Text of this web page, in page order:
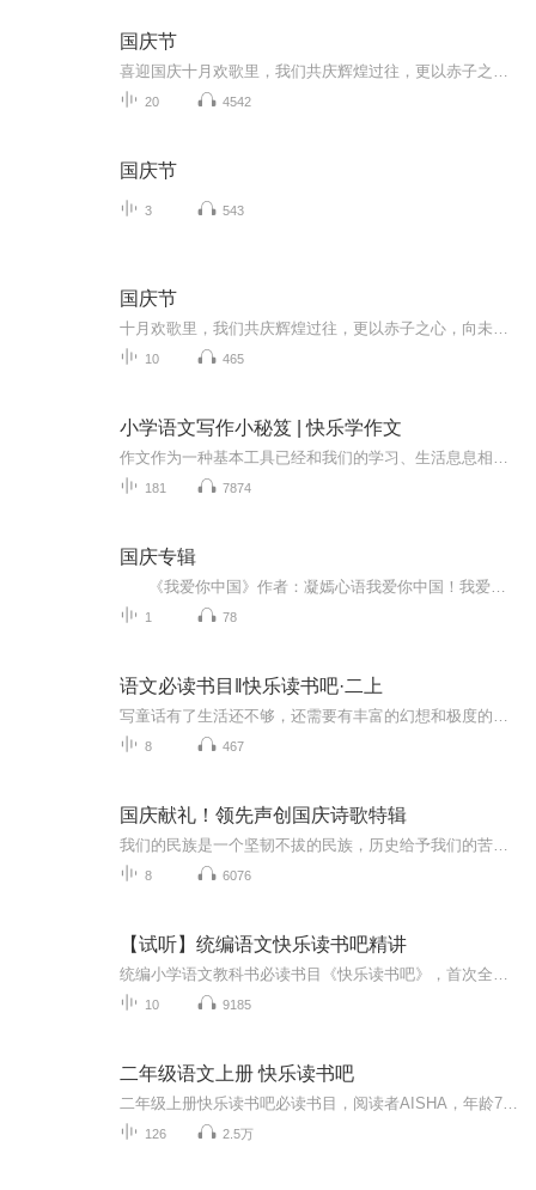
国庆节
20 4542
国庆节
3 543
国庆节
10 465
小学语文写作小秘笈 | 快乐学作文
181 7874
国庆专辑
1 78
语文必读书目‖快乐读书吧·二上
8 467
国庆献礼！领先声创国庆诗歌特辑
8 6076
【试听】统编语文快乐读书吧精讲
10 9185
二年级语文上册 快乐读书吧
126 2.5万